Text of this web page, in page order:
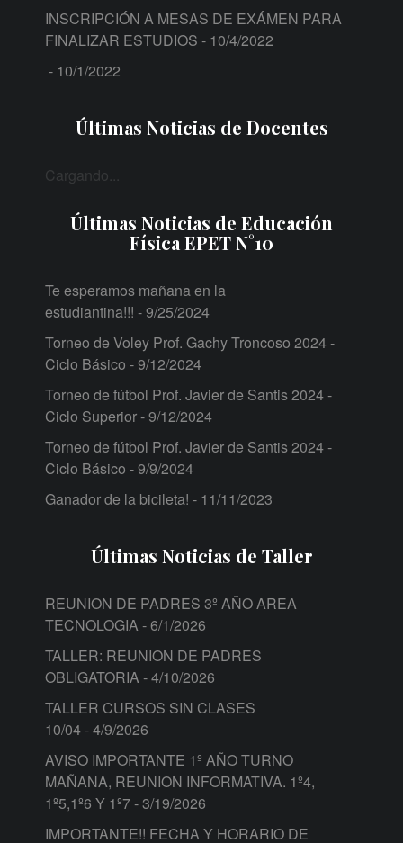
INSCRIPCIÓN A MESAS DE EXÁMEN PARA
FINALIZAR ESTUDIOS - 10/4/2022
- 10/1/2022
Últimas Noticias de Docentes
Cargando...
Últimas Noticias de Educación
Física EPET N°10
Te esperamos mañana en la
estudiantina!!! - 9/25/2024
Torneo de Voley Prof. Gachy Troncoso 2024 -
Ciclo Básico - 9/12/2024
Torneo de fútbol Prof. Javier de Santis 2024 -
Ciclo Superior- 9/12/2024
Torneo de fútbol Prof. Javier de Santis 2024 -
Ciclo Básico - 9/9/2024
Ganador de la bicileta! - 11/11/2023
Últimas Noticias de Taller
REUNION DE PADRES 3º AÑO AREA
TECNOLOGIA- 6/1/2026
TALLER: REUNION DE PADRES
OBLIGATORIA- 4/10/2026
TALLER CURSOS SIN CLASES
10/04- 4/9/2026
AVISO IMPORTANTE 1º AÑO TURNO
MAÑANA, REUNION INFORMATIVA. 1º4,
1º5,1º6 Y 1º7- 3/19/2026
IMPORTANTE!! FECHA Y HORARIO DE